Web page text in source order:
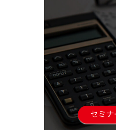
セミナ